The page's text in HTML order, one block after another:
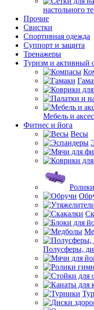
настольного
Прочие
Свистки
Спортивная одежда
Суппорт и защита
Тренажеры
Туризм и активный
Мебель и
Фитнес и йога
Весы
Полусферы,